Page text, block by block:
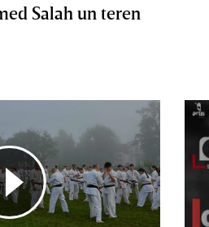
Salah un teren